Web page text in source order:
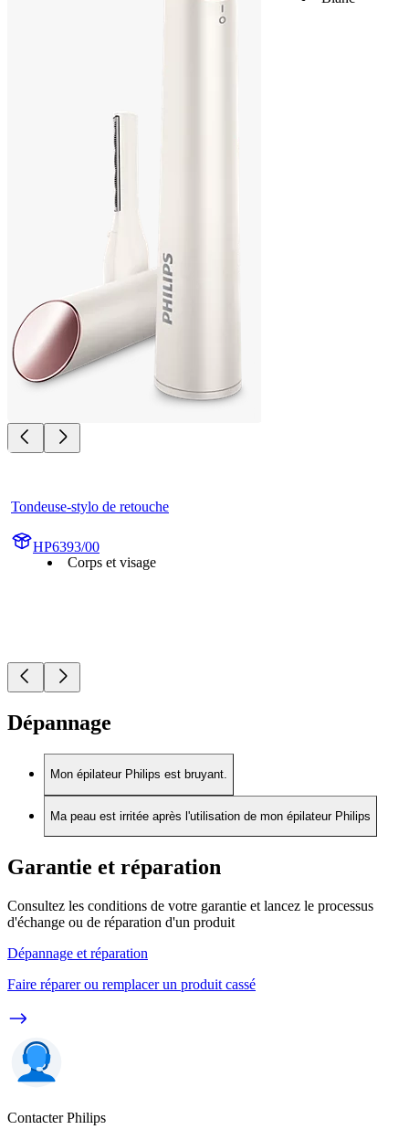
Tondeuse-stylo de retouche
HP6393/00
Corps et visage
Dépannage
Mon épilateur Philips est bruyant.
Ma peau est irritée après l'utilisation de mon épilateur Philips
Garantie et réparation
Consultez les conditions de votre garantie et lancez le processus
d'échange ou de réparation d'un produit
Dépannage et réparation
Faire réparer ou remplacer un produit cassé
Contacter Philips